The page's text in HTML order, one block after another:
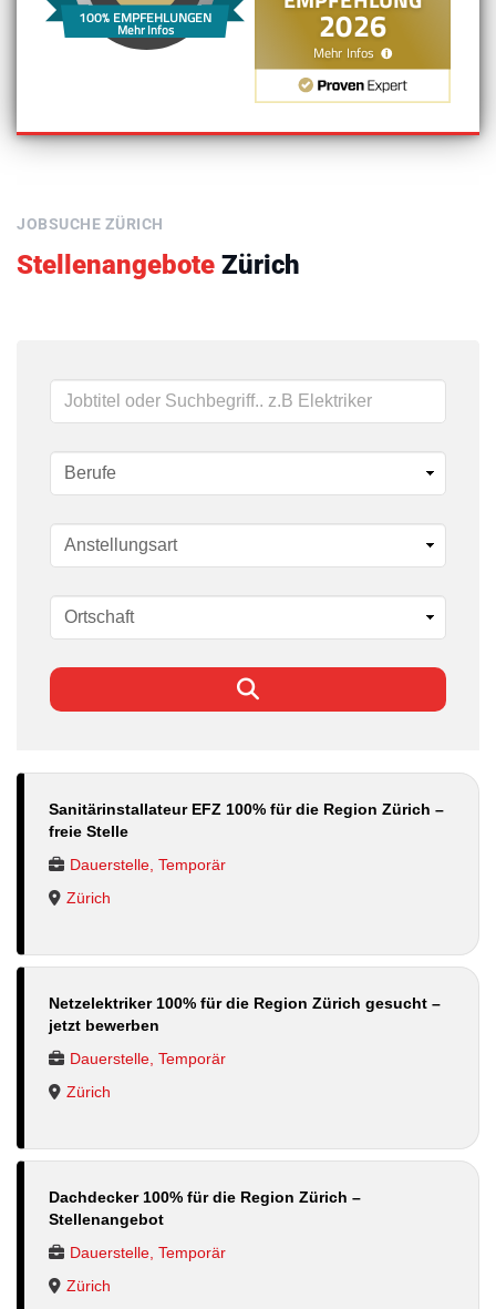
100% EMPFEHLUNGEN
Mehr Infos
JOBSUCHE ZÜRICH
Stellenangebote Zürich
Schlüsselwörter
Sanitärinstallateur EFZ 100% für die Region Zürich –
freie Stelle
Dauerstelle, Temporär
Zürich
Netzelektriker 100% für die Region Zürich gesucht –
jetzt bewerben
Dauerstelle, Temporär
Zürich
Dachdecker 100% für die Region Zürich –
Stellenangebot
Dauerstelle, Temporär
Zürich